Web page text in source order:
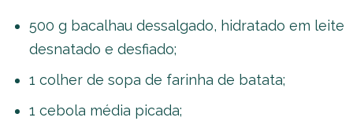
500 g bacalhau dessalgado, hidratado em leite
desnatado e desfiado;
1 colher de sopa de farinha de batata;
1 cebola média picada;